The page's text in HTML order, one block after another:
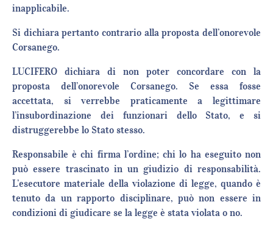
inapplicabile.
Si dichiara pertanto contrario alla proposta dell’onorevole
Corsanego.
LUCIFERO dichiara di non poter concordare con la
proposta dell’onorevole Corsanego. Se essa fosse
accettata, si verrebbe praticamente a legittimare
l’insubordinazione dei funzionari dello Stato, e si
distruggerebbe lo Stato stesso.
Responsabile è chi firma l’ordine; chi lo ha eseguito non
può essere trascinato in un giudizio di responsabilità.
L’esecutore materiale della violazione di legge, quando è
tenuto da un rapporto disciplinare, può non essere in
condizioni di giudicare se la legge è stata violata o no.